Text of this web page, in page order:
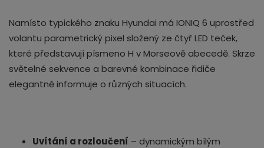
Namísto typického znaku Hyundai má IONIQ 6 uprostřed
volantu parametrický pixel složený ze čtyř LED teček,
které představují písmeno H v Morseově abecedě. Skrze
světelné sekvence a barevné kombinace řidiče
elegantně informuje o různých situacích.
Uvítání a rozloučení – dynamickým bílým